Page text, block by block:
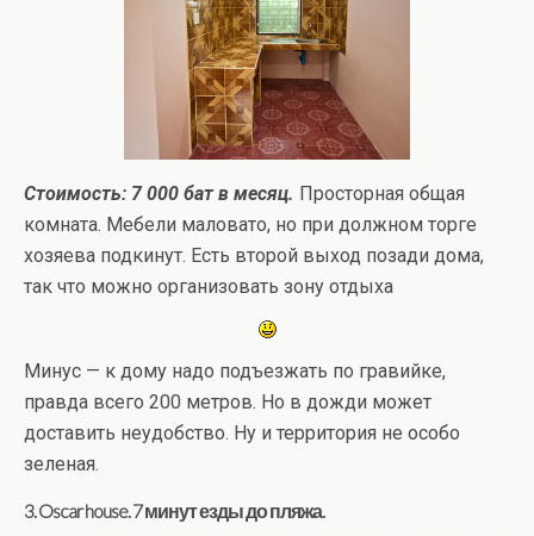
Стоимость: 7 000 бат в месяц. Просторная общая
комната. Мебели маловато, но при должном торге
хозяева подкинут. Есть второй выход позади дома,
так что можно организовать зону отдыха
Минус — к дому надо подъезжать по гравийке,
правда всего 200 метров. Но в дожди может
доставить неудобство. Ну и территория не особо
зеленая.
3. Oscar house. 7 минут езды до пляжа.